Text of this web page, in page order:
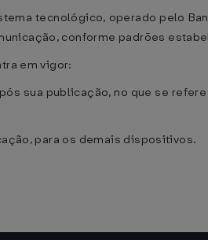
tecnológico, operado pelo
conforme padrões
em vigor:
sua publicação, no que se
para os demais dispositivos.